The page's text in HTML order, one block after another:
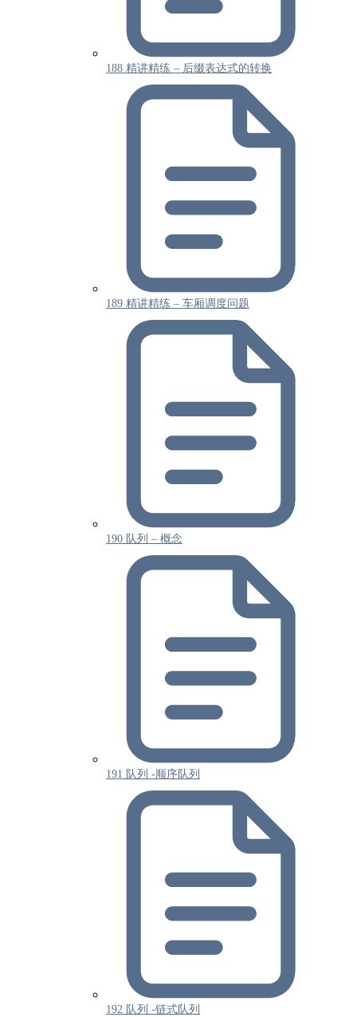
188 精讲精练 – 后缀表达式的转换
189 精讲精练 – 车厢调度问题
190 队列 – 概念
191 队列 -顺序队列
192 队列 -链式队列